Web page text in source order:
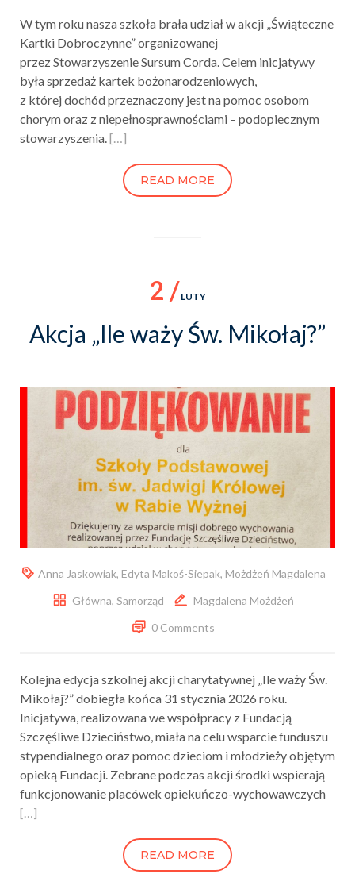
W tym roku nasza szkoła brała udział w akcji „Świąteczne
Kartki Dobroczynne” organizowanej
przez Stowarzyszenie Sursum Corda. Celem inicjatywy
była sprzedaż kartek bożonarodzeniowych,
z której dochód przeznaczony jest na pomoc osobom
chorym oraz z niepełnosprawnościami – podopiecznym
stowarzyszenia.[…]
READ MORE
2 / LUTY
Akcja „Ile waży Św. Mikołaj?”
Anna Jaskowiak, Edyta Makoś-Siepak, Możdżeń Magdalena
Główna, Samorząd
Magdalena Możdżeń
0 Comments
Kolejna edycja szkolnej akcji charytatywnej „Ile waży Św.
Mikołaj?” dobiegła końca 31 stycznia 2026 roku.
Inicjatywa, realizowana we współpracy z Fundacją
Szczęśliwe Dzieciństwo, miała na celu wsparcie funduszu
stypendialnego oraz pomoc dzieciom i młodzieży objętym
opieką Fundacji. Zebrane podczas akcji środki wspierają
funkcjonowanie placówek opiekuńczo-wychowawczych
[…]
READ MORE